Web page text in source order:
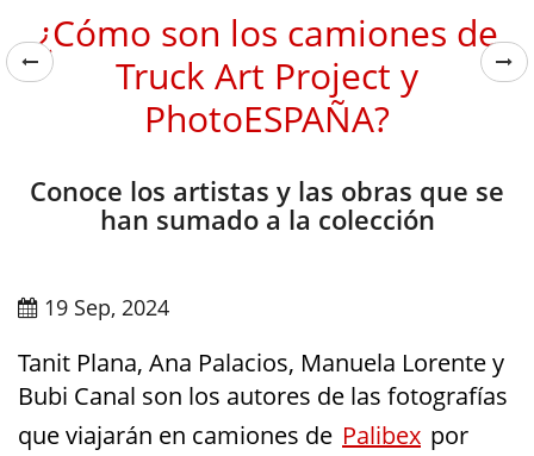
¿Cómo son los camiones de
Truck Art Project y
PhotoESPAÑA?
Conoce los artistas y las obras que se
han sumado a la colección
19 Sep, 2024
Tanit Plana, Ana Palacios, Manuela Lorente y
Bubi Canal son los autores de las fotografías
que viajarán en camiones de Palibex por